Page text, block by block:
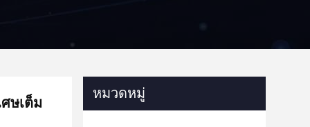
ษเต็ม
หมวดหมู่